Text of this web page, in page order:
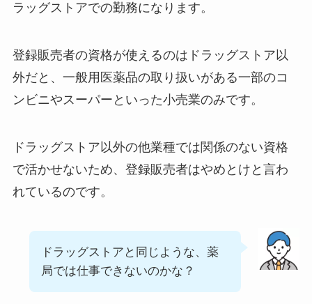
ラッグストアでの勤務になります。
登録販売者の資格が使えるのはドラッグストア以
外だと、一般用医薬品の取り扱いがある一部のコ
ンビニやスーパーといった小売業のみです。
ドラッグストア以外の他業種では関係のない資格
で活かせないため、登録販売者はやめとけと言わ
れているのです。
ドラッグストアと同じような、薬
局では仕事できないのかな？